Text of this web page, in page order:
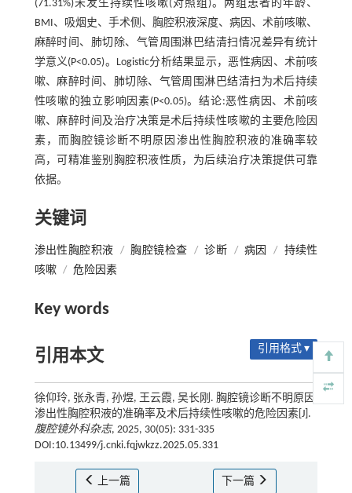
(71.31%)未发生持续性咳嗽(对照组)。两组患者的年龄、
BMI、吸烟史、手术侧、胸腔积液深度、病因、术前咳嗽、
麻醉时间、肺切除、气管周围淋巴结清扫情况差异有统计
学意义(P<0.05)。Logistic分析结果显示，恶性病因、术前咳
嗽、麻醉时间、肺切除、气管周围淋巴结清扫为术后持续
性咳嗽的独立影响因素(P<0.05)。结论:恶性病因、术前咳
嗽、麻醉时间及治疗决策是术后持续性咳嗽的主要危险因
素，而胸腔镜诊断不明原因渗出性胸腔积液的准确率较
高，可精准鉴别胸腔积液性质，为后续治疗决策提供可靠
依据。
关键词
渗出性胸腔积液 / 胸腔镜检查 / 诊断 / 病因 / 持续性
咳嗽 / 危险因素
Key words
引用本文 引用格式 ▾
徐仰玲, 张永青, 孙煜, 王云霞, 吴长刚. 胸腔镜诊断不明原因
渗出性胸腔积液的准确率及术后持续性咳嗽的危险因素[J].
腹腔镜外科杂志, 2025, 30(05): 331-335
DOI:10.13499/j.cnki.fqjwkzz.2025.05.331
上一篇 下一篇